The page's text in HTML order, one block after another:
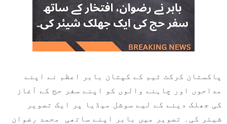
پاکستان کرکٹ ٹیم کے کپتان بابر اعظم نے اپنے
مداحوں اور چاہنے والوں کو اپنے سفر حج کے آغاز
کی جھلک دینے کے لیے سوشل میڈیا پر ایک تصویر
شیئر کی۔ تصویر میں بابر اپنے ساتھی محمد رضوان